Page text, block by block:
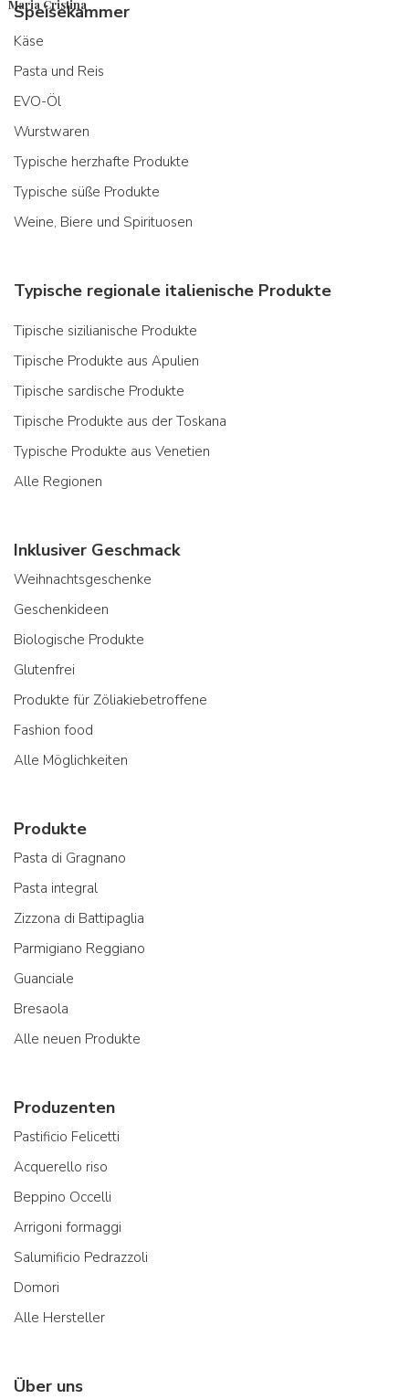
Maria Cristina
Speisekammer
Käse
Pasta und Reis
EVO-Öl
Wurstwaren
Typische herzhafte Produkte
Typische süße Produkte
Weine, Biere und Spirituosen
Typische regionale italienische Produkte
Tipische sizilianische Produkte
Tipische Produkte aus Apulien
Tipische sardische Produkte
Tipische Produkte aus der Toskana
Typische Produkte aus Venetien
Alle Regionen
Inklusiver Geschmack
Weihnachtsgeschenke
Geschenkideen
Biologische Produkte
Glutenfrei
Produkte für Zöliakiebetroffene
Fashion food
Alle Möglichkeiten
Produkte
Pasta di Gragnano
Pasta integral
Zizzona di Battipaglia
Parmigiano Reggiano
Guanciale
Bresaola
Alle neuen Produkte
Produzenten
Pastificio Felicetti
Acquerello riso
Beppino Occelli
Arrigoni formaggi
Salumificio Pedrazzoli
Domori
Alle Hersteller
Über uns